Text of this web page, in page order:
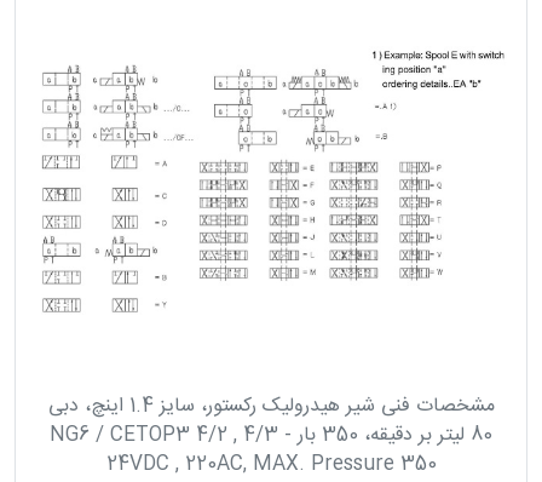
مشخصات فنی شیر هیدرولیک رکستور، سایز 1.4 اینچ، دبی
80 لیتر بر دقیقه، 350 بار NG6 / CETOP3 4/2 , 4/3 -
24VDC , 220AC, MAX. Pressure 350